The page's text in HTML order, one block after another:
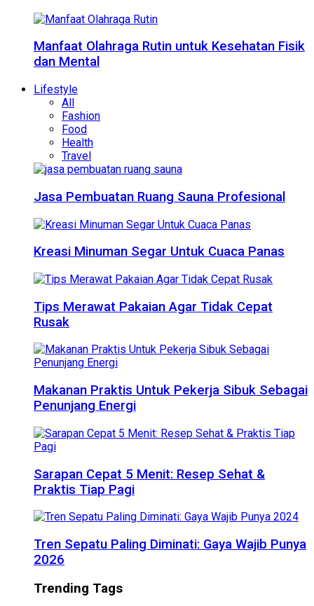
Manfaat Olahraga Rutin untuk Kesehatan Fisik
dan Mental
Lifestyle
All
Fashion
Food
Health
Travel
Jasa Pembuatan Ruang Sauna Profesional
Kreasi Minuman Segar Untuk Cuaca Panas
Tips Merawat Pakaian Agar Tidak Cepat
Rusak
Makanan Praktis Untuk Pekerja Sibuk Sebagai
Penunjang Energi
Sarapan Cepat 5 Menit: Resep Sehat &
Praktis Tiap Pagi
Tren Sepatu Paling Diminati: Gaya Wajib Punya
2026
Trending Tags